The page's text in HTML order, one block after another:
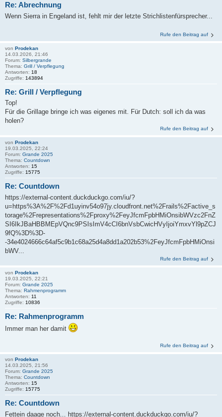
Re: Abrechnung
Wenn Sierra in Engeland ist, fehlt mir der letzte Strichlistenfürsprecher...
Rufe den Beitrag auf
von Prodekan
14.03.2026, 21:46
Forum: Silbergrande
Thema: Grill / Verpflegung
Antworten: 18
Zugriffe: 143894
Re: Grill / Verpflegung
Top!
Für die Grillage bringe ich was eigenes mit. Für Dutch: soll ich da was
holen?
Rufe den Beitrag auf
von Prodekan
19.03.2025, 22:24
Forum: Grande 2025
Thema: Countdown
Antworten: 15
Zugriffe: 15775
Re: Countdown
https://external-content.duckduckgo.com/iu/?
u=https%3A%2F%2Fd1uyinv54o97jy.cloudfront.net%2Frails%2Factive_s
torage%2Frepresentations%2Fproxy%2FeyJfcmFpbHMiOnsibWVzc2FnZ
SI6IkJBaHBBMEpVQnc9PSIsImV4cCI6bnVsbCwicHVyIjoiYmxvYl9pZCJ
9fQ%3D%3D-
-34e4024666c64af5c9b1c68a25d4a8dd1a202b53%2FeyJfcmFpbHMiOnsi
bWV...
Rufe den Beitrag auf
von Prodekan
19.03.2025, 22:21
Forum: Grande 2025
Thema: Rahmenprogramm
Antworten: 11
Zugriffe: 10836
Re: Rahmenprogramm
Immer man her damit
Rufe den Beitrag auf
von Prodekan
14.03.2025, 21:56
Forum: Grande 2025
Thema: Countdown
Antworten: 15
Zugriffe: 15775
Re: Countdown
Fettein daage noch... https://external-content.duckduckgo.com/iu/?